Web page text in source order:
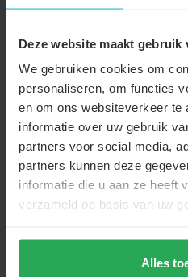
Deze website maakt gebruik
We gebruiken cookies om
personaliseren, om functies
en om ons websiteverkeer te
informatie over uw gebruik
partners voor social media,
partners kunnen deze
informatie die u aan ze heeft
verzameld op basis van uw
Alles
partytent
€2,-
80cm
€44,-
€43,-